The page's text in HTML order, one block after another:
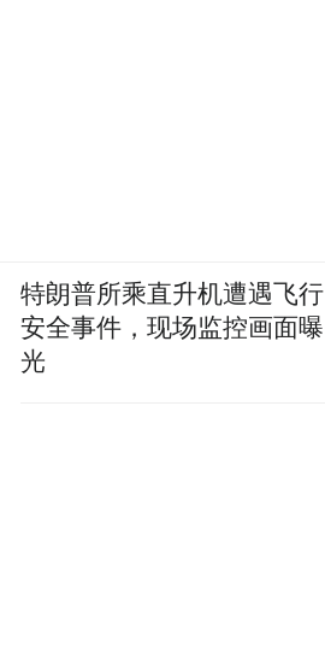
特朗普所乘直升机遭遇飞行
安全事件，现场监控画面曝
光